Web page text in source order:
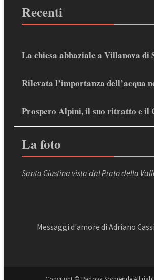
Recenti
La chiesa abbaziale a Villanova di
Rilevata l’importanza dell’acqua
Prospero Alpini, il suo ritratto e il
La foto
Santa Giustina vista dal Prato della
Messaggi d'amore di Adriano